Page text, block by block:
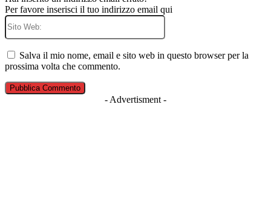
Per favore inserisci il tuo indirizzo email qui
Sito
Salva il mio nome, email e sito web in questo browser per la
prossima volta che commento.
- Advertisment -